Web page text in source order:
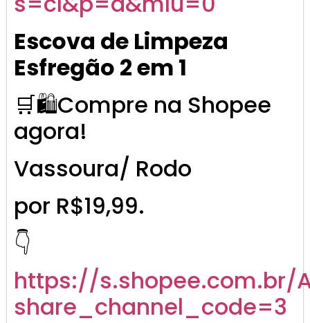
Escova de Limpeza
Esfregão 2 em 1
🛒🛍️Compre na Shopee
agora!
Vassoura/ Rodo
por R$19,99.
👇
https://s.shopee.com.br/
share_channel_code=3